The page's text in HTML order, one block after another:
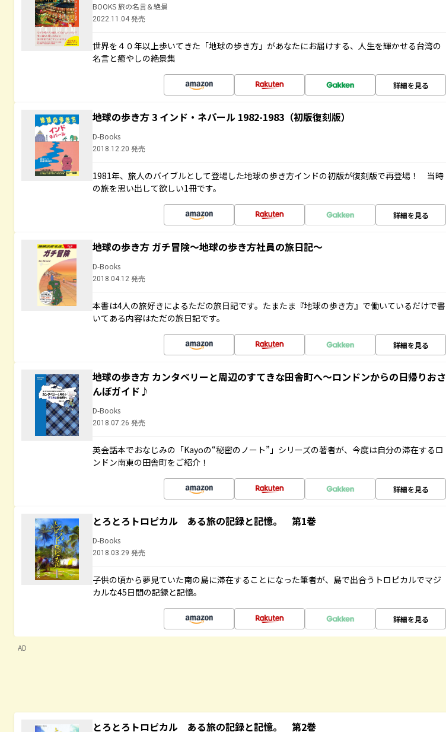
BOOKS 旅の名言＆絶景
2022.11.04 発売
世界を４０年以上歩いてきた「地球の歩き方」があなたにお届けする、人生を輝かせる台湾の
名言と癒やしの絶景集
詳細を見る
地球の歩き方 3 インド・ネパール 1982-1983（初版復刻版）
D-Books
2018.12.20 発売
1981年、旅人のバイブルとして登場した地球の歩き方インドの初版が復刻版で再登場！ 当時
の旅を思い出して欲しい1冊です。
詳細を見る
地球の歩き方 ガチ冒険～地球の歩き方社員の旅日記～
D-Books
2018.04.12 発売
本書は4人の旅好きによるただの旅日記です。たまたま『地球の歩き方』で働いているだけで書
いてある内容はただの旅日記です。
詳細を見る
地球の歩き方 カンタベリーと周辺のすてきな田舎町へ～ロンドンからの日帰りおさ
んぽガイド♪
D-Books
2018.07.26 発売
英会話本でおなじみの「Kayoの“秘密のノート”」シリーズの著者が、今度は自分の滞在するロ
ンドン南東の田舎町をご紹介！
詳細を見る
とろとろトロピカル ある旅の記録と記憶。 第1巻
D-Books
2018.03.29 発売
子供の頃から夢見ていた南の島に滞在することになった筆者が、島で出合うトロピカルでマジ
カルな45日間の記録と記憶。
詳細を見る
AD
とろとろトロピカル ある旅の記録と記憶。 第2巻